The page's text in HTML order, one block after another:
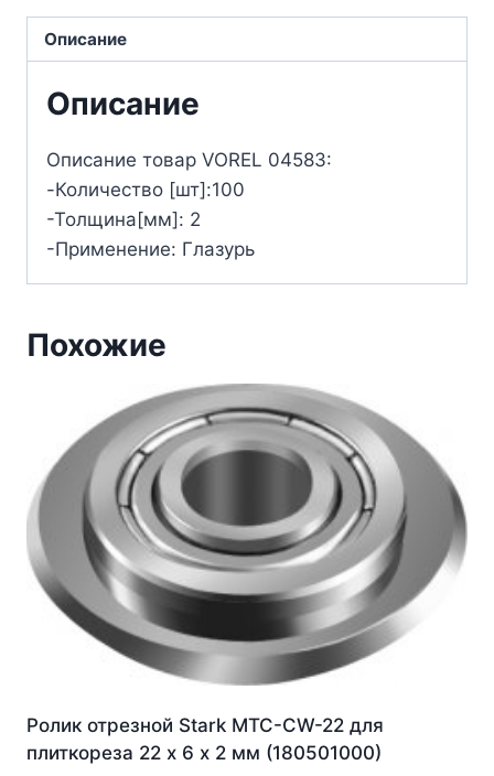
Описание
Описание
Описание товар VOREL 04583:
-Количество [шт]:100
-Толщина[мм]: 2
-Применение: Глазурь
Похожие
Ролик отрезной Stark MTC-CW-22 для
плиткореза 22 х 6 х 2 мм (180501000)